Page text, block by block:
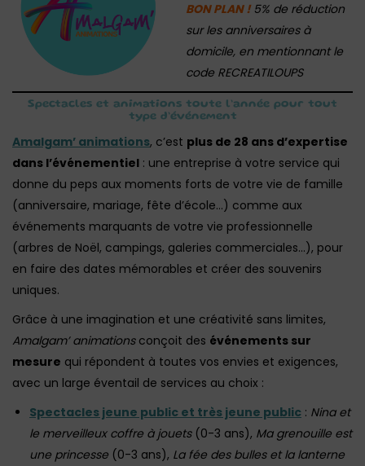
BON PLAN ! 5% de réduction
sur les anniversaires à
domicile, en mentionnant le
code RECREATILOUPS
Spectacles et animations toute l’année pour tout
type d’événement
Amalgam’ animations, c’est plus de 28 ans d’expertise
dans l’événementiel : une entreprise à votre service qui
donne du peps aux moments forts de votre vie de famille
(anniversaire, mariage, fête d’école…) comme aux
événements marquants de votre vie professionnelle
(arbres de Noël, campings, galeries commerciales…), pour
en faire des dates mémorables et créer des souvenirs
uniques.
Grâce à une imagination et une créativité sans limites,
Amalgam’ animationsconçoit des événements sur
mesure qui répondent à toutes vos envies et exigences,
avec un large éventail de services au choix :
Spectacles jeune public et très jeune public : Nina et
le merveilleux coffre à jouets(0-3 ans), Ma grenouille est
une princesse (0-3 ans), La fée des bulles et la lanterne